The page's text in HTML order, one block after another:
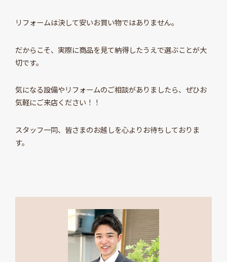
リフォームは決して安いお買い物ではありません。
だからこそ、実際に商品を見て納得したうえで選ぶことが大
切です。
気になる設備やリフォームのご相談がありましたら、ぜひお
気軽にご来店ください！！
スタッフ一同、皆さまのお越しを心よりお待ちしておりま
す。